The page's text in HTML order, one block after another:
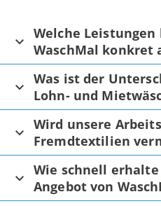
Welche
WaschMal konkret
Was ist der
Lohn- und
Wird unsere
Fremdtextilien
Wie schnell
Angebot von